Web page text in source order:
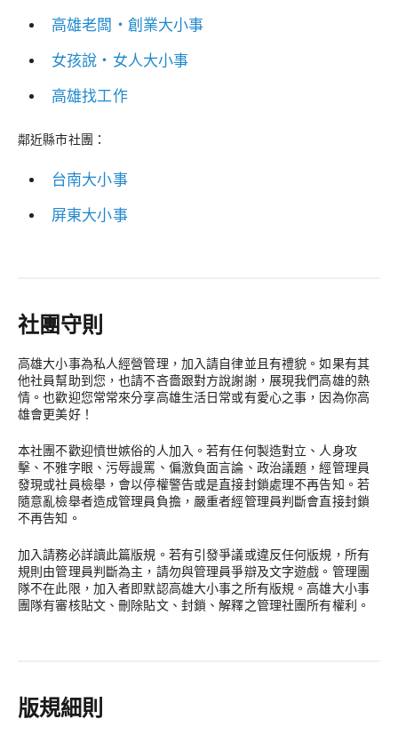
高雄老闆・創業大小事
女孩說・女人大小事
高雄找工作
鄰近縣市社團：
台南大小事
屏東大小事
社團守則
高雄大小事為私人經營管理，加入請自律並且有禮貌。如果有其
他社員幫助到您，也請不吝嗇跟對方說謝謝，展現我們高雄的熱
情。也歡迎您常常來分享高雄生活日常或有愛心之事，因為你高
雄會更美好！
本社團不歡迎憤世嫉俗的人加入。若有任何製造對立、人身攻
擊、不雅字眼、污辱謾罵、偏激負面言論、政治議題，經管理員
發現或社員檢舉，會以停權警告或是直接封鎖處理不再告知。若
隨意亂檢舉者造成管理員負擔，嚴重者經管理員判斷會直接封鎖
不再告知。
加入請務必詳讀此篇版規。若有引發爭議或違反任何版規，所有
規則由管理員判斷為主，請勿與管理員爭辯及文字遊戲。管理團
隊不在此限，加入者即默認高雄大小事之所有版規。高雄大小事
團隊有審核貼文、刪除貼文、封鎖、解釋之管理社團所有權利。
版規細則